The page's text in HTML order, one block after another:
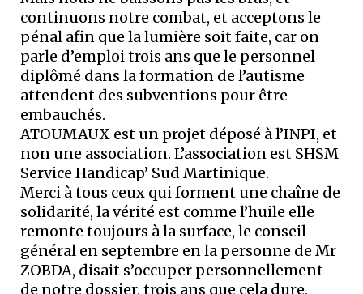
continuons notre combat, et acceptons le
pénal afin que la lumière soit faite, car on
parle d’emploi trois ans que le personnel
diplômé dans la formation de l’autisme
attendent des subventions pour être
embauchés.
ATOUMAUX est un projet déposé à l’INPI, et
non une association. L’association est SHSM
Service Handicap’ Sud Martinique.
Merci à tous ceux qui forment une chaîne de
solidarité, la vérité est comme l’huile elle
remonte toujours à la surface, le conseil
général en septembre en la personne de Mr
ZOBDA, disait s’occuper personnellement
de notre dossier, trois ans que cela dure,